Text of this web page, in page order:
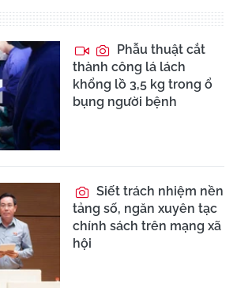
Phẫu thuật cắt
thành công lá lách
khổng lồ 3,5 kg trong ổ
bụng người bệnh
Siết trách nhiệm nền
tảng số, ngăn xuyên tạc
chính sách trên mạng xã
hội